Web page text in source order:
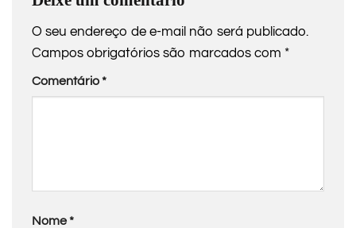
O seu endereço de e-mail não será publicado.
Campos obrigatórios são marcados com *
Comentário*
Nome*